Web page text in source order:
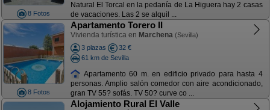
8 Fotos
Natural El Torcal en la pedanía de La Higuera hay 2 casas
de vacaciones. Las 2 se alquil ...
8 Fotos
Apartamento Torero II
Vivienda turística en Marchena (Sevilla)
3 plazas
32 €
61 km de Sevilla
Apartamento 60 m. en edificio privado para hasta 4
personas. Amplio salón comedor con aire acondicionado,
gran TV 55? sofás. TV 50? curve co ...
Alojamiento Rural El Valle